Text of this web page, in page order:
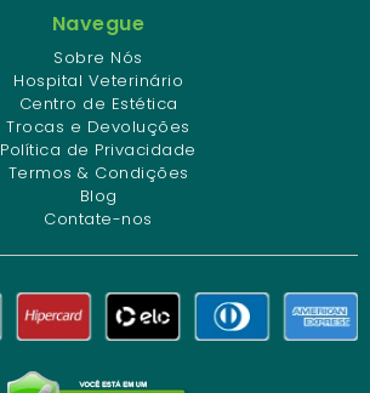
Navegue
Sobre Nós
Hospital Veterinário
Centro de Estética
Trocas e Devoluções
Política de Privacidade
Termos & Condições
Blog
Contate-nos